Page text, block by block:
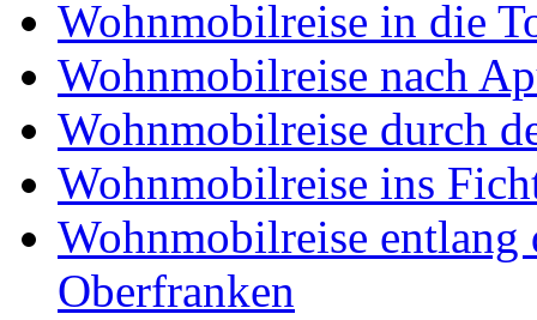
Wohnmobilreise in die
Wohnmobilreise nach
Wohnmobilreise durch
Wohnmobilreise ins
Wohnmobilreise
Oberfranken